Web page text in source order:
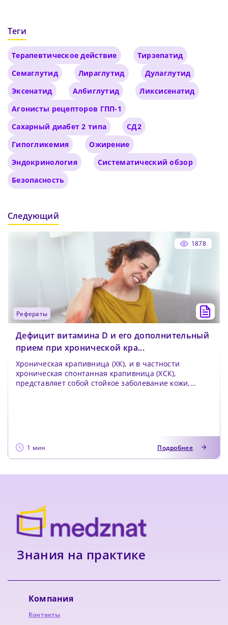
Теги
Терапевтическое действие
Тирзепатид
Семаглутид
Лираглутид
Дулаглутид
Эксенатид
Албиглутид
Ликсисенатид
Агонисты рецепторов ГПП-1
Сахарный диабет 2 типа
СД2
Гипогликемия
Ожирение
Эндокринология
Систематический обзор
Безопасность
Следующий
1878
рефераты
Дефицит витамина D и его дополнительный
прием при хронической кра...
Хроническая крапивница (ХК), и в частности
хроническая спонтанная крапивница (ХСК),
представляет собой стойкое заболевание кожи,
1 мин Подробнее
Знания на практике
Компания
Контакты